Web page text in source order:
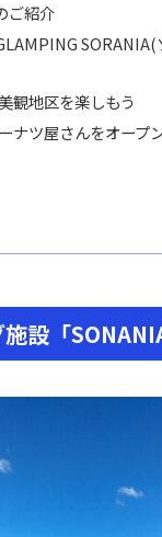
ご紹介
観地区を楽しもう
ナツ屋さんをオープ
設「